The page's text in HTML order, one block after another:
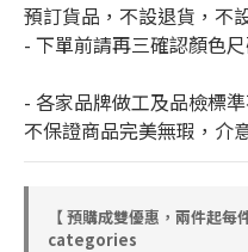
預訂貨品，不設退貨，不
- 下單前請再三確認顏色尺
- 各家品牌做工及品檢標準
不保證商品完美無瑕，介
【 預購成雙優惠，兩件起
categories